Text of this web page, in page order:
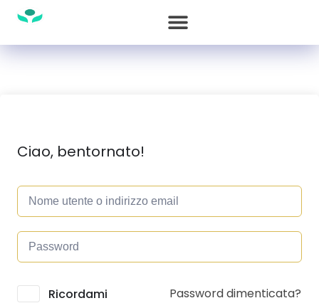
Ciao, bentornato!
Alternative:
Ricordami Password dimenticata?